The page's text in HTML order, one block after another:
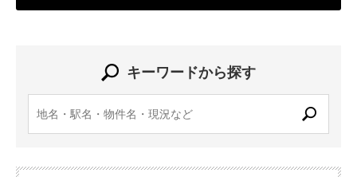
キーワードから探す